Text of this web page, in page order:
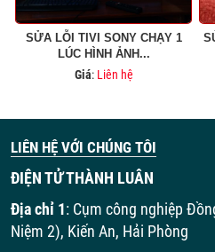
SỬA LỖI TIVI SONY CHẠY 1
LÚC HÌNH ẢNH...
Giá: Liên hệ
LIÊN HỆ VỚI CHÚNG TÔI
ĐIỆN TỬ THÀNH LUÂN
Địa chỉ 1: Cụm công nghiệp
Niệm 2), Kiến An, Hải Phòng